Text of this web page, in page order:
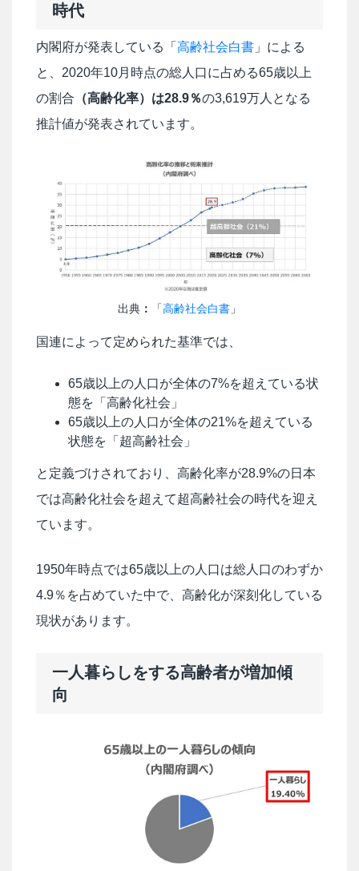
時代
内閣府が発表している「 高齢社会白書 」による
と、2020年10月時点の総人口に占める65歳以上
の割合 （高齢化率）は28.9％の3,619万人となる
推計値が発表されています。
出典 ： 「高齢社会白書 」
国連によって定められた基準では、
65歳以上の人口が全体の7%を超えている状
態を「高齢化社会」
65歳以上の人口が全体の21%を超えている
状態を「超高齢社会」
と定義づけされており、高齢化率が28.9%の日本
では高齢化社会を超えて超高齢社会の時代を迎え
ています。
1950年時点では65歳以上の人口は総人口のわずか
4.9％を占めていた中で、高齢化が深刻化している
現状があります。
一人暮らしをする高齢者が増加傾
向